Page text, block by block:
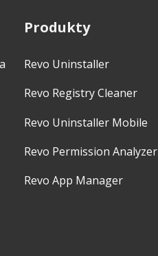
Produkty
Revo Uninstaller
Revo Registry Cleaner
Revo Uninstaller Mobile
Revo Permission Analyzer
Revo App Manager